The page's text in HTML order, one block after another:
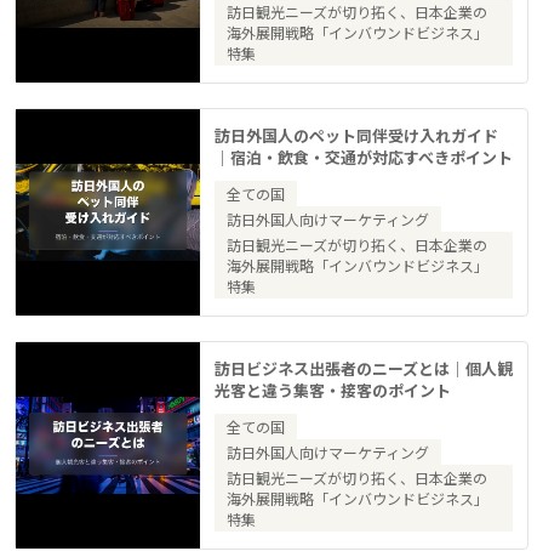
訪日観光ニーズが切り拓く、日本企業の
海外展開戦略「インバウンドビジネス」
特集
訪日外国人のペット同伴受け入れガイド
｜宿泊・飲食・交通が対応すべきポイント
全ての国
訪日外国人向けマーケティング
訪日観光ニーズが切り拓く、日本企業の
海外展開戦略「インバウンドビジネス」
特集
訪日ビジネス出張者のニーズとは｜個人観
光客と違う集客・接客のポイント
全ての国
訪日外国人向けマーケティング
訪日観光ニーズが切り拓く、日本企業の
海外展開戦略「インバウンドビジネス」
特集